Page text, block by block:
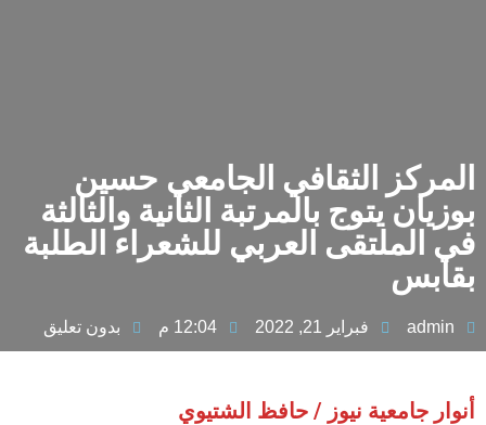
المركز الثقافي الجامعي حسين
بوزيان يتوج بالمرتبة الثانية والثالثة
في الملتقى العربي للشعراء الطلبة
بقابس
admin فبراير 21, 2022 12:04 م بدون تعليق
أنوار جامعية نيوز / حافظ الشتيوي